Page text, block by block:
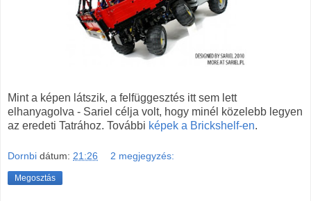
Mint a képen látszik, a felfüggesztés itt sem lett
elhanyagolva - Sariel célja volt, hogy minél közelebb legyen
az eredeti Tatrához. További képek a Brickshelf-en.
Dornbi dátum: 21:26 2 megjegyzés:
Megosztás